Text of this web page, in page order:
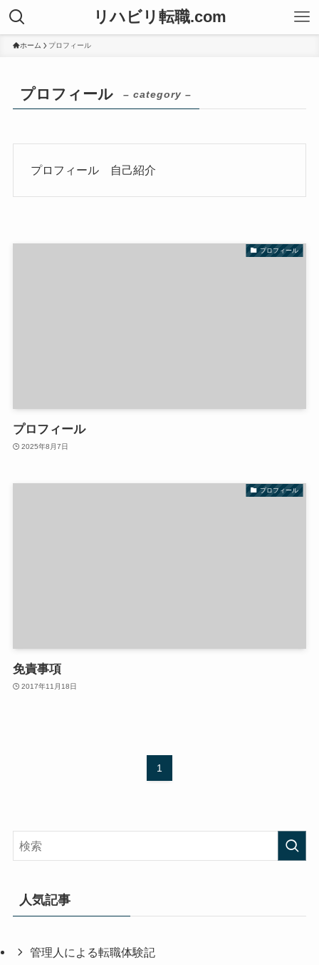
リハビリ転職.com
ホーム プロフィール
プロフィール – category –
プロフィール 自己紹介
プロフィール
プロフィール
2025年8月7日
プロフィール
免責事項
2017年11月18日
1
人気記事
管理人による転職体験記